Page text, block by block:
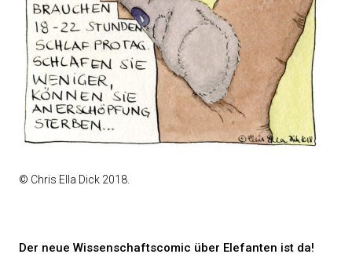
© Chris Ella Dick 2018.
Der neue Wissenschaftscomic über Elefanten ist da!